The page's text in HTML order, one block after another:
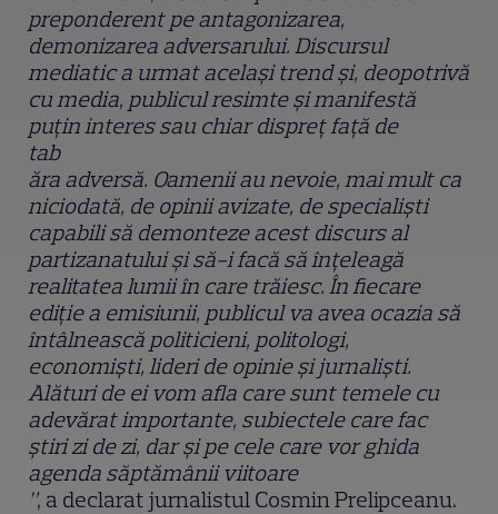
preponderent pe antagonizarea,
demonizarea adversarului. Discursul
mediatic a urmat același trend și, deopotrivă
cu media, publicul resimte și manifestă
puțin interes sau chiar dispreț față de
tab
ăra adversă. Oamenii au nevoie, mai mult ca
niciodată, de opinii avizate, de specialiști
capabili să demonteze acest discurs al
partizanatului și să-i facă să înțeleagă
realitatea lumii în care trăiesc. În fiecare
ediție a emisiunii, publicul va avea ocazia să
întâlnească politicieni, politologi,
economiști, lideri de opinie și jurnaliști.
Alături de ei vom afla care sunt temele cu
adevărat importante, subiectele care fac
știri zi de zi, dar și pe cele care vor ghida
agenda săptămânii viitoare
”, a declarat jurnalistul Cosmin Prelipceanu.